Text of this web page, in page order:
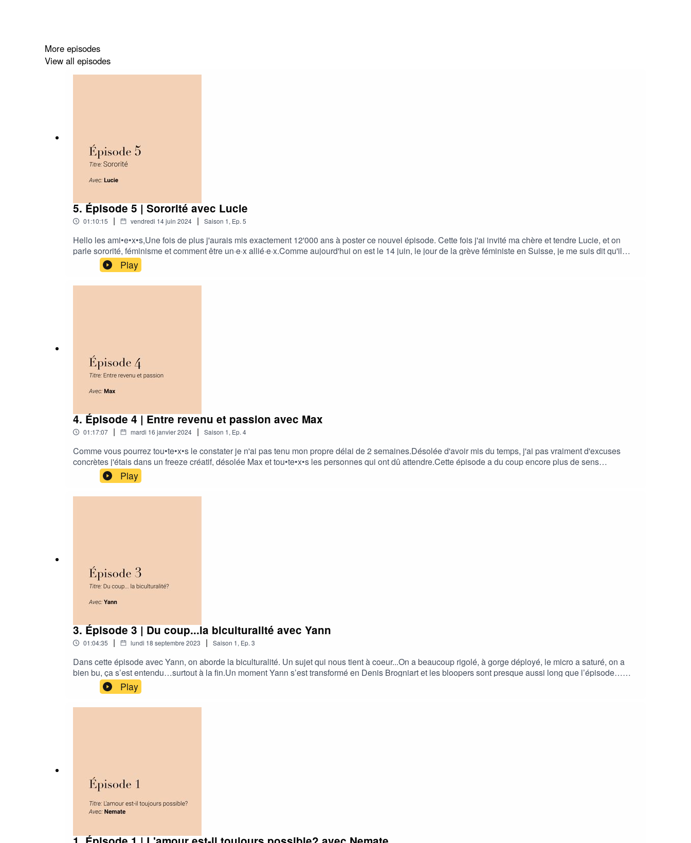
More episodes
View all episodes
5. Épisode 5 | Sororité avec Lucie
01:10:15 | vendredi 14 juin 2024 | Saison 1, Ep. 5
Hello les ami•e•x•s,Une fois de plus j'aurais mis exactement 12'000 ans à poster ce nouvel épisode. Cette fois j'ai invité ma chère et tendre Lucie, et on
parle sororité, féminisme et comment être un·e·x allié·e·x.Comme aujourd'hui on est le 14 juin, le jour de la grève féministe en Suisse, je me suis dit qu'il
fallait que je le publie #onlacherien.On survole le sujet, on s'est laissée emporter par la discussion mais n'hésite pas à partager tes idées ou astuces.En tout
cas merci pour votre soutien et tout vos mots d'amours vous êtes des perles. Je travaille vraiment sur mon rythme de publication, j'espère m'améliorer je
vous promet j'y travaille.Merci 💫Esma
Play
4. Épisode 4 | Entre revenu et passion avec Max
01:17:07 | mardi 16 janvier 2024 | Saison 1, Ep. 4
Comme vous pourrez tou•te•x•s le constater je n'ai pas tenu mon propre délai de 2 semaines.Désolée d'avoir mis du temps, j'ai pas vraiment d'excuses
concrètes j'étais dans un freeze créatif, désolée Max et tou•te•x•s les personnes qui ont dû attendre.Cette épisode a du coup encore plus de sens
aujourd'hui avec Max on se retrouve et on s'épanche. J'espère que vous avez trouvé ou que vous trouverez votre équilibre.Merci de rester et de me suivre
dans cette aventure!Bonne année et 💕 sur vous!
Play
3. Épisode 3 | Du coup...la biculturalité avec Yann
01:04:35 | lundi 18 septembre 2023 | Saison 1, Ep. 3
Dans cette épisode avec Yann, on aborde la biculturalité. Un sujet qui nous tient à coeur...On a beaucoup rigolé, à gorge déployé, le micro a saturé, on a
bien bu, ça s’est entendu…surtout à la fin.Un moment Yann s’est transformé en Denis Brogniart et les bloopers sont presque aussi long que l’épisode…
Play